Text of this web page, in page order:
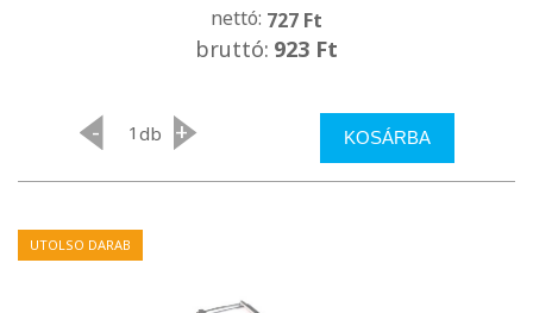
nettó: 727 Ft
bruttó: 923 Ft
- db + KOSÁRBA
UTOLSO DARAB